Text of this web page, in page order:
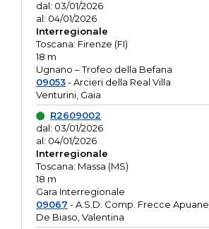
dal: 03/01/2026
al: 04/01/2026
Interregionale
Toscana: Firenze (FI)
18 m
Ugnano – Trofeo della Befana
09053- Arcieri della Real Villa
Venturini, Gaia
R2609002
dal: 03/01/2026
al: 04/01/2026
Interregionale
Toscana: Massa (MS)
18 m
Gara Interregionale
09067 - A.S.D. Comp. Frecce Apuane
De Biaso, Valentina